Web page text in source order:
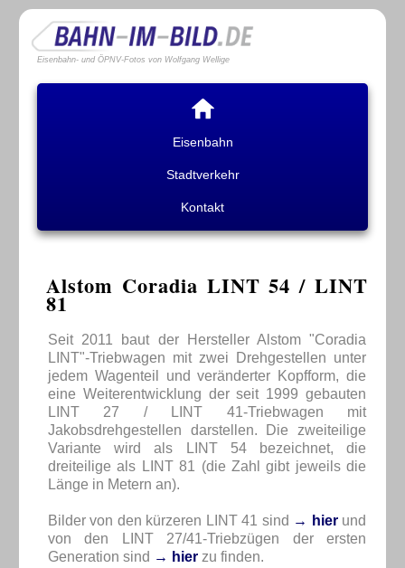
Eisenbahn- und ÖPNV-Fotos von Wolfgang Wellige
Eisenbahn
Stadtverkehr
Kontakt
Alstom Coradia LINT 54 / LINT
81
Seit 2011 baut der Hersteller Alstom "Coradia
LINT"-Triebwagen mit zwei Drehgestellen unter
jedem Wagenteil und veränderter Kopfform, die
eine Weiterentwicklung der seit 1999 gebauten
LINT 27 / LINT 41-Triebwagen mit
Jakobsdrehgestellen darstellen. Die zweiteilige
Variante wird als LINT 54 bezeichnet, die
dreiteilige als LINT 81 (die Zahl gibt jeweils die
Länge in Metern an).
Bilder von den kürzeren LINT 41 sind → hierund
von den LINT 27/41-Triebzügen der ersten
Generation sind → hierzu finden.